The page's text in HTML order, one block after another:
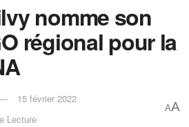
nomme son
régional pour la
15 février 2022
Lecture
AA